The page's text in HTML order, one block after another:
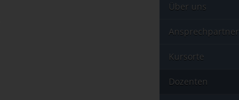
Über uns
Ansprechpartner
Kursorte
Dozenten